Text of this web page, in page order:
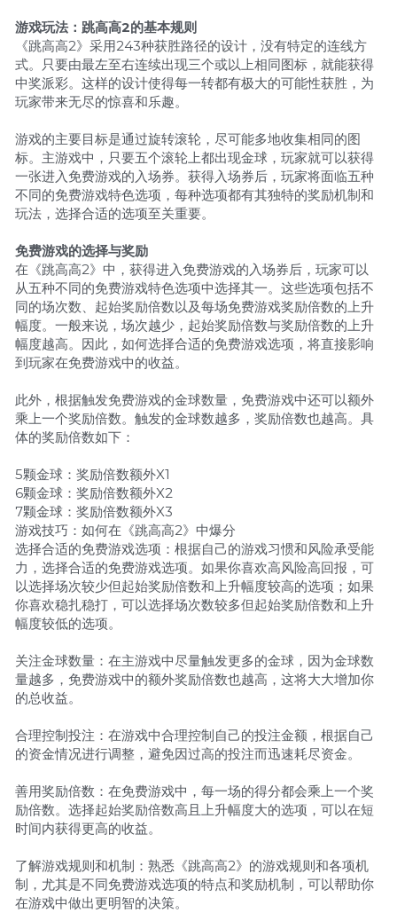
游戏玩法：跳高高2的基本规则
《跳高高2》采用243种获胜路径的设计，没有特定的连线方
式。只要由最左至右连续出现三个或以上相同图标，就能获得
中奖派彩。这样的设计使得每一转都有极大的可能性获胜，为
玩家带来无尽的惊喜和乐趣。
游戏的主要目标是通过旋转滚轮，尽可能多地收集相同的图
标。主游戏中，只要五个滚轮上都出现金球，玩家就可以获得
一张进入免费游戏的入场券。获得入场券后，玩家将面临五种
不同的免费游戏特色选项，每种选项都有其独特的奖励机制和
玩法，选择合适的选项至关重要。
免费游戏的选择与奖励
在《跳高高2》中，获得进入免费游戏的入场券后，玩家可以
从五种不同的免费游戏特色选项中选择其一。这些选项包括不
同的场次数、起始奖励倍数以及每场免费游戏奖励倍数的上升
幅度。一般来说，场次越少，起始奖励倍数与奖励倍数的上升
幅度越高。因此，如何选择合适的免费游戏选项，将直接影响
到玩家在免费游戏中的收益。
此外，根据触发免费游戏的金球数量，免费游戏中还可以额外
乘上一个奖励倍数。触发的金球数越多，奖励倍数也越高。具
体的奖励倍数如下：
5颗金球：奖励倍数额外X1
6颗金球：奖励倍数额外X2
7颗金球：奖励倍数额外X3
游戏技巧：如何在《跳高高2》中爆分
选择合适的免费游戏选项：根据自己的游戏习惯和风险承受能
力，选择合适的免费游戏选项。如果你喜欢高风险高回报，可
以选择场次较少但起始奖励倍数和上升幅度较高的选项；如果
你喜欢稳扎稳打，可以选择场次数较多但起始奖励倍数和上升
幅度较低的选项。
关注金球数量：在主游戏中尽量触发更多的金球，因为金球数
量越多，免费游戏中的额外奖励倍数也越高，这将大大增加你
的总收益。
合理控制投注：在游戏中合理控制自己的投注金额，根据自己
的资金情况进行调整，避免因过高的投注而迅速耗尽资金。
善用奖励倍数：在免费游戏中，每一场的得分都会乘上一个奖
励倍数。选择起始奖励倍数高且上升幅度大的选项，可以在短
时间内获得更高的收益。
了解游戏规则和机制：熟悉《跳高高2》的游戏规则和各项机
制，尤其是不同免费游戏选项的特点和奖励机制，可以帮助你
在游戏中做出更明智的决策。